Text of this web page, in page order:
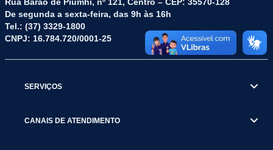
De segunda a sexta-feira, das 9h às 16h
Tel.: (37) 3329-1800
CNPJ: 16.784.720/0001-25
SERVIÇOS
CANAIS DE ATENDIMENTO